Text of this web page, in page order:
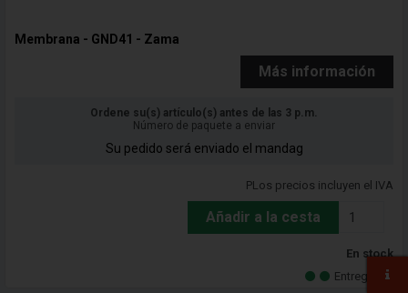
Membrana - GND41 - Zama
Más información
Ordene su(s) artículo(s) antes de las 3 p.m.
Número de paquete a enviar
Su pedido será enviado el mandag
PLos precios incluyen el IVA
Añadir a la cesta
En stock
Entrega 5-7